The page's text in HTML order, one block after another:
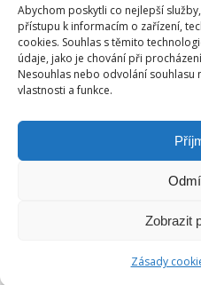
Abychom poskytli co nejlepší
přístupu k informacím o zařízení,
cookies. Souhlas s těmito
údaje, jako je chování při
Nesouhlas nebo odvolání souhlasu
vlastnosti a funkce.
Zobrazit
Zásady
Atelier